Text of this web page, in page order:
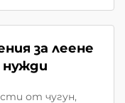
за леене
нужди
от чугун,